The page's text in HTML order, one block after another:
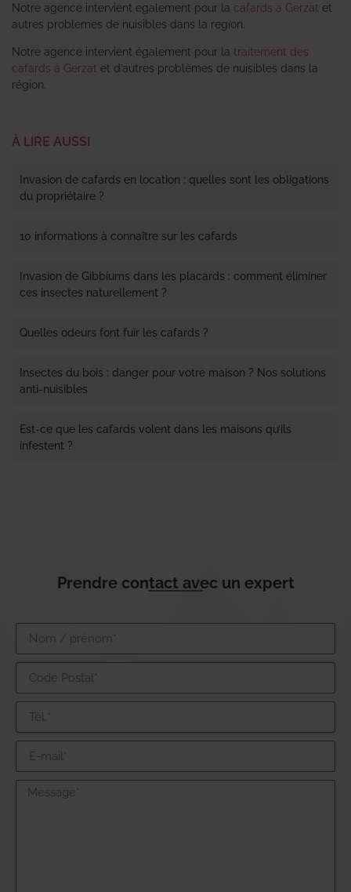
Notre agence intervient egalement pour la cafards a Gerzat et
autres problemes de nuisibles dans la region.
Notre agence intervient également pour la traitement des
cafards à Gerzat et d’autres problèmes de nuisibles dans la
région.
À LIRE AUSSI
Invasion de cafards en location : quelles sont les obligations
du propriétaire ?
10 informations à connaître sur les cafards
Invasion de Gibbiums dans les placards : comment éliminer
ces insectes naturellement ?
Quelles odeurs font fuir les cafards ?
Insectes du bois : danger pour votre maison ? Nos solutions
anti-nuisibles
Est-ce que les cafards volent dans les maisons qu’ils
infestent ?
Prendre contact avec un expert